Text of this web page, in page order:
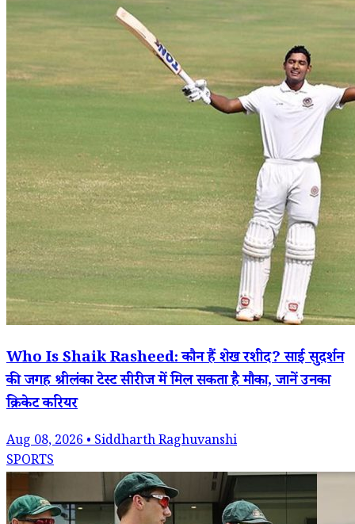
Who Is Shaik Rasheed: कौन हैं शेख रशीद? साई सुदर्शन
की जगह श्रीलंका टेस्ट सीरीज में मिल सकता है मौका, जानें उनका
क्रिकेट करियर
Aug 08, 2026 • Siddharth Raghuvanshi
SPORTS